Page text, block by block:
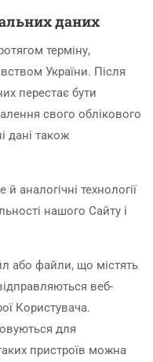
даних
терміну,
України. Після
перестає бути
свого облікового
дані також
технології
нашого Сайту і
або файли, що містять
веб-
Користувача.
для
пристроїв можна